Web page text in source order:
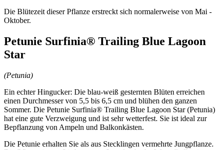
Die Blütezeit dieser Pflanze erstreckt sich normalerweise von Mai -
Oktober.
Petunie Surfinia® Trailing Blue Lagoon
Star
(Petunia)
Ein echter Hingucker: Die blau-weiß gesternten Blüten erreichen
einen Durchmesser von 5,5 bis 6,5 cm und blühen den ganzen
Sommer. Die Petunie Surfinia® Trailing Blue Lagoon Star (Petunia)
hat eine gute Verzweigung und ist sehr wetterfest. Sie ist ideal zur
Bepflanzung von Ampeln und Balkonkästen.
Die Petunie erhalten Sie als aus Stecklingen vermehrte Jungpflanze.